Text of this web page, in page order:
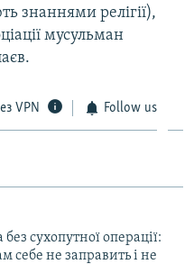
знаннями релігії),
мусульман
VPN Follow us
сухопутної операції:
себе не заправить і не